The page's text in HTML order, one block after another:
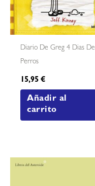
Diario De Greg 4 Dias De
Perros
15,95€
Añadir al
carrito